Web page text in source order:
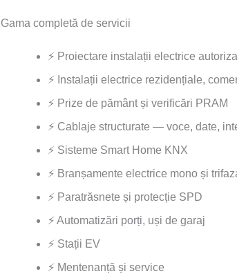
Gama completă de servicii
⚡ Proiectare instalații electrice
⚡ Instalații electrice rezidențiale,
⚡ Prize de pământ și verificări PRAM
⚡ Cablaje structurate — voce, date,
⚡ Sisteme Smart Home KNX
⚡ Branșamente electrice mono și
⚡ Paratrăsnete și protecție SPD
⚡ Automatizări porți, uși de garaj
⚡ Stații EV
⚡ Mentenanță și service